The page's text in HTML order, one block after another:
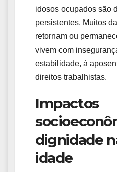
idosos ocupados são
persistentes. Muitos
retornam ou
vivem com
estabilidade, à
direitos trabalhistas.
Impactos
dignidade
idade